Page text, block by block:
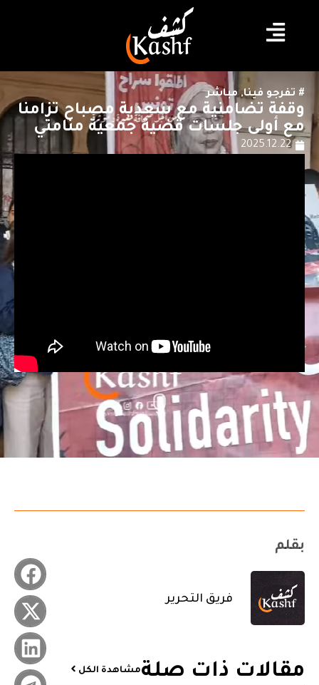
# تفرجو فينا,مباشر
وقفة تضامنية مع سعدية مصباح تزامنا
مع أولى جلسات قضية جمعية منامتي
2025.12.22
بقلم
فريق التحرير
مقالات ذات صلةمشاهدة الكل